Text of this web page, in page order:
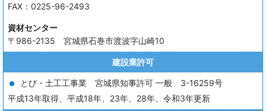
FAX：0225-96-2493
資材センター
〒986-2135 宮城県石巻市渡波字山崎10
建設業許可
とび・土工工事業 宮城県知事許可 一般 3-16259号
平成13年取得、平成18年、23年、28年、令和3年更新